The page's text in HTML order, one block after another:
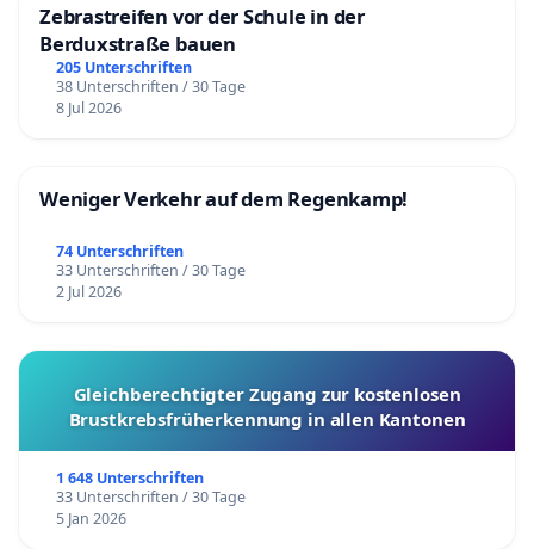
Zebrastreifen vor der Schule in der
Berduxstraße bauen
205 Unterschriften
38 Unterschriften / 30 Tage
8 Jul 2026
Weniger Verkehr auf dem Regenkamp!
74 Unterschriften
33 Unterschriften / 30 Tage
2 Jul 2026
Gleichberechtigter Zugang zur kostenlosen
Brustkrebsfrüherkennung in allen Kantonen
1 648 Unterschriften
33 Unterschriften / 30 Tage
5 Jan 2026